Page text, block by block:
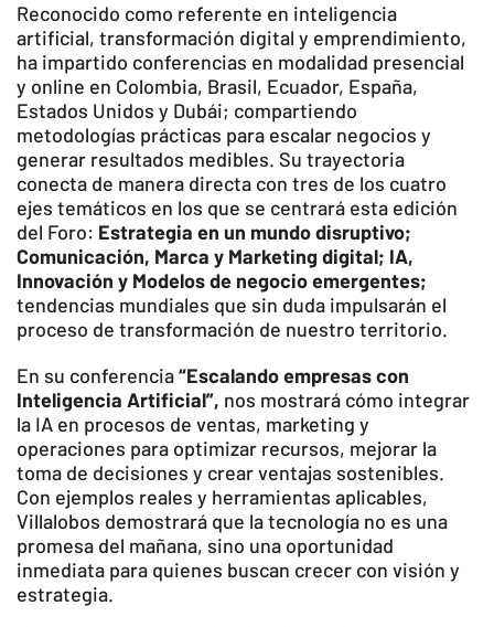
Reconocido como referente en inteligencia
artificial, transformación digital y emprendimiento,
ha impartido conferencias en modalidad presencial
y online en Colombia, Brasil, Ecuador, España,
Estados Unidos y Dubái; compartiendo
metodologías prácticas para escalar negocios y
generar resultados medibles. Su trayectoria
conecta de manera directa con tres de los cuatro
ejes temáticos en los que se centrará esta edición
del Foro: Estrategia en un mundo disruptivo;
Comunicación, Marca y Marketing digital; IA,
Innovación y Modelos de negocio emergentes;
tendencias mundiales que sin duda impulsarán el
proceso de transformación de nuestro territorio.
En su conferencia“Escalando empresas con
Inteligencia Artificial”, nos mostrará cómo integrar
la IA en procesos de ventas, marketing y
operaciones para optimizar recursos, mejorar la
toma de decisiones y crear ventajas sostenibles.
Con ejemplos reales y herramientas aplicables,
Villalobos demostrará que la tecnología no es una
promesa del mañana, sino una oportunidad
inmediata para quienes buscan crecer con visión y
estrategia.